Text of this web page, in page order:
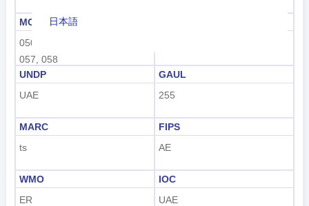
日本語
MCC
050, 051, 052, 053, 054, 056,
057, 058
UNDP
UAE
GAUL
255
MARC
ts
FIPS
AE
WMO
ER
IOC
UAE